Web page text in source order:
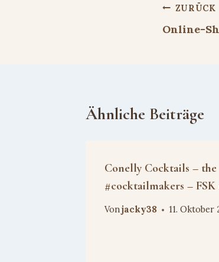
ZURÜCK
Online-
Ähnliche Beiträge
Conelly Cocktails – the
#cocktailmakers – FSK
Vonjacky38 11. Oktober